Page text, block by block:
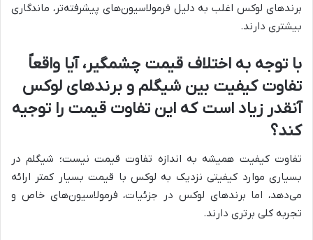
برندهای لوکس اغلب به دلیل فرمولاسیون‌های پیشرفته‌تر، ماندگاری
بیشتری دارند.
با توجه به اختلاف قیمت چشمگیر، آیا واقعاً
تفاوت کیفیت بین شیگلم و برندهای لوکس
آنقدر زیاد است که این تفاوت قیمت را توجیه
کند؟
تفاوت کیفیت همیشه به اندازه تفاوت قیمت نیست؛ شیگلم در
بسیاری موارد کیفیتی نزدیک به لوکس با قیمت بسیار کمتر ارائه
می‌دهد، اما برندهای لوکس در جزئیات، فرمولاسیون‌های خاص و
تجربه کلی برتری دارند.